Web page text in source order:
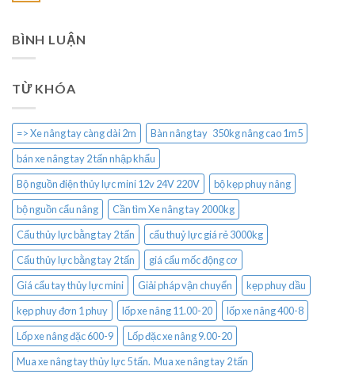
BÌNH LUẬN
TỪ KHÓA
=> Xe nâng tay càng dài 2m
Bàn nâng tay 350kg nâng cao 1m5
bán xe nâng tay 2 tấn nhập khẩu
Bộ nguồn điện thủy lực mini 12v 24V 220V
bộ kẹp phuy nâng
bộ nguồn cẩu nâng
Cần tìm Xe nâng tay 2000kg
Cẩu thủy lực bằng tay 2 tấn
cẩu thuỷ lực giá rẻ 3000kg
Cẩu thủy lực bằng tay 2 tấn
giá cẩu mốc động cơ
Giá cẩu tay thủy lực mini
Giải pháp vận chuyển
kẹp phuy dầu
kẹp phuy đơn 1 phuy
lốp xe nâng 11.00-20
lốp xe nâng 400-8
Lốp xe nâng đặc 600-9
Lốp đặc xe nâng 9.00-20
Mua xe nâng tay thủy lực 5 tấn. Mua xe nâng tay 2 tấn